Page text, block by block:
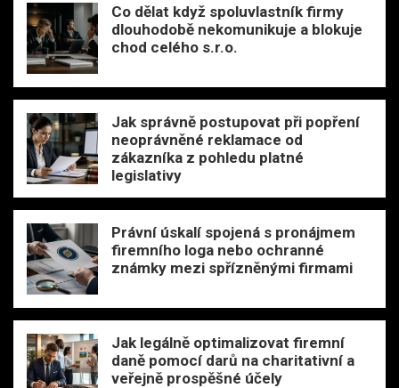
Co dělat když spoluvlastník firmy
dlouhodobě nekomunikuje a blokuje
chod celého s.r.o.
Jak správně postupovat při popření
neoprávněné reklamace od
zákazníka z pohledu platné
legislativy
Právní úskalí spojená s pronájmem
firemního loga nebo ochranné
známky mezi spřízněnými firmami
Jak legálně optimalizovat firemní
daně pomocí darů na charitativní a
veřejně prospěšné účely